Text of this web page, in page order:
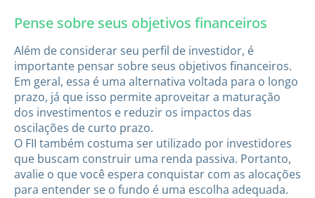
Pense sobre seus objetivos financeiros
Além de considerar seu perfil de investidor, é
importante pensar sobre seus objetivos financeiros.
Em geral, essa é uma alternativa voltada para o longo
prazo, já que isso permite aproveitar a maturação
dos investimentos e reduzir os impactos das
oscilações de curto prazo.
O FII também costuma ser utilizado por investidores
que buscam construir uma renda passiva. Portanto,
avalie o que você espera conquistar com as alocações
para entender se o fundo é uma escolha adequada.